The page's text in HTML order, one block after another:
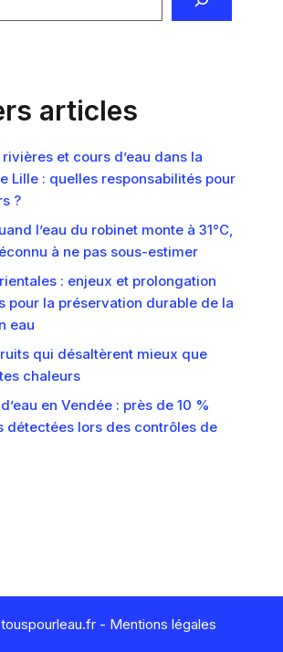
articles
et cours d’eau dans la
Lille : quelles responsabilités pour
?
l’eau du robinet monte à 31°C,
à ne pas sous-estimer
: enjeux et prolongation
pour la préservation durable de la
eau
qui désaltèrent mieux que
chaleurs
en Vendée : près de 10 %
détectées lors des contrôles de
- Mentions légales